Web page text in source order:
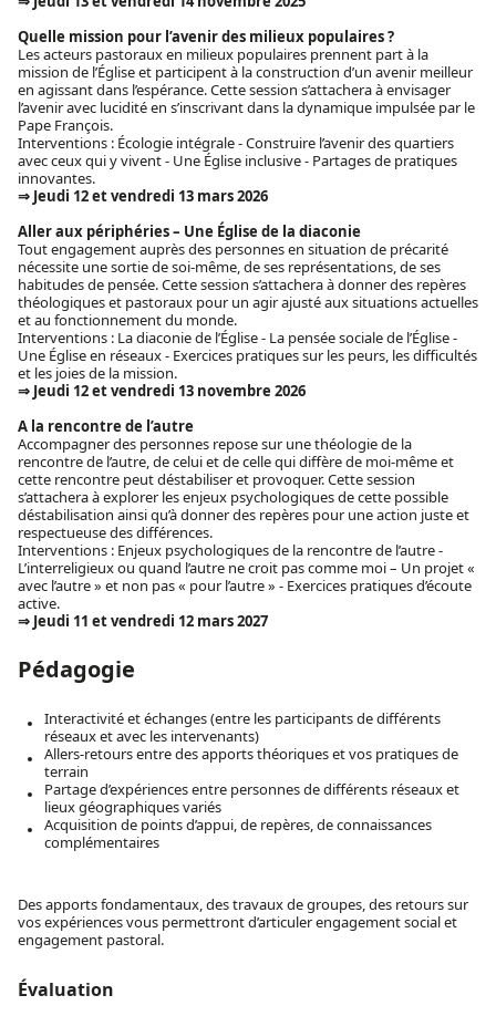
Quelle mission pour l’avenir des milieux populaires ?
Les acteurs pastoraux en milieux populaires prennent part à la
mission de l’Église et participent à la construction d’un avenir meilleur
en agissant dans l’espérance. Cette session s’attachera à envisager
l’avenir avec lucidité en s’inscrivant dans la dynamique impulsée par le
Pape François.
Interventions : Écologie intégrale - Construire l’avenir des quartiers
avec ceux qui y vivent - Une Église inclusive - Partages de pratiques
innovantes.
⇒ Jeudi 12 et vendredi 13 mars 2026
Aller aux périphéries – Une Église de la diaconie
Tout engagement auprès des personnes en situation de précarité
nécessite une sortie de soi-même, de ses représentations, de ses
habitudes de pensée. Cette session s’attachera à donner des repères
théologiques et pastoraux pour un agir ajusté aux situations actuelles
et au fonctionnement du monde.
Interventions : La diaconie de l’Église - La pensée sociale de l’Église -
Une Église en réseaux - Exercices pratiques sur les peurs, les difficultés
et les joies de la mission.
⇒ Jeudi 12 et vendredi 13 novembre 2026
A la rencontre de l’autre
Accompagner des personnes repose sur une théologie de la
rencontre de l’autre, de celui et de celle qui diffère de moi-même et
cette rencontre peut déstabiliser et provoquer. Cette session
s’attachera à explorer les enjeux psychologiques de cette possible
déstabilisation ainsi qu’à donner des repères pour une action juste et
respectueuse des différences.
Interventions : Enjeux psychologiques de la rencontre de l’autre -
L’interreligieux ou quand l’autre ne croit pas comme moi – Un projet «
avec l’autre » et non pas « pour l’autre » - Exercices pratiques d’écoute
active.
⇒ Jeudi 11 et vendredi 12 mars 2027
Pédagogie
Interactivité et échanges (entre les participants de différents
réseaux et avec les intervenants)
Allers-retours entre des apports théoriques et vos pratiques de
terrain
Partage d’expériences entre personnes de différents réseaux et
lieux géographiques variés
Acquisition de points d’appui, de repères, de connaissances
complémentaires
Des apports fondamentaux, des travaux de groupes, des retours sur
vos expériences vous permettront d’articuler engagement social et
engagement pastoral.
Évaluation